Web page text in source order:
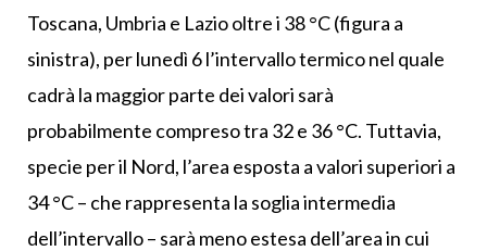
Toscana, Umbria e Lazio oltre i 38 °C (figura a
sinistra), per lunedì 6 l’intervallo termico nel quale
cadrà la maggior parte dei valori sarà
probabilmente compreso tra 32 e 36 °C. Tuttavia,
specie per il Nord, l’area esposta a valori superiori a
34 °C – che rappresenta la soglia intermedia
dell’intervallo – sarà meno estesa dell’area in cui